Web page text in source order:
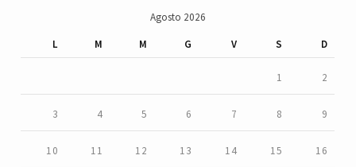
Agosto 2026
L
M M G V S D
1 2
3 4 5 6 7 8 9
10 11 12 13 14 15 16